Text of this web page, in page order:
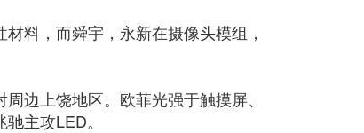
料，而舜宇，永新在摄像头模组，
边上饶地区。欧菲光强于触摸屏、
主攻LED。